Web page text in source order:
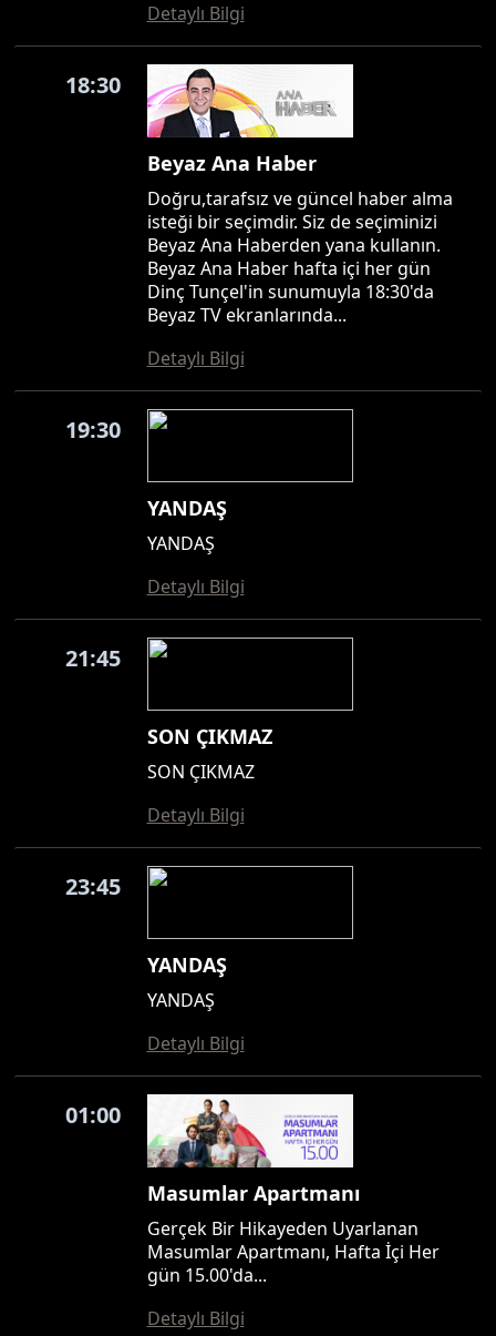
Detaylı Bilgi
18:30
Beyaz Ana Haber
Doğru,tarafsız ve güncel haber alma
isteği bir seçimdir. Siz de seçiminizi
Beyaz Ana Haberden yana kullanın.
Beyaz Ana Haber hafta içi her gün
Dinç Tunçel'in sunumuyla 18:30'da
Beyaz TV ekranlarında...
Detaylı Bilgi
19:30
YANDAŞ
YANDAŞ
Detaylı Bilgi
21:45
SON ÇIKMAZ
SON ÇIKMAZ
Detaylı Bilgi
23:45
YANDAŞ
YANDAŞ
Detaylı Bilgi
01:00
Masumlar Apartmanı
Gerçek Bir Hikayeden Uyarlanan
Masumlar Apartmanı, Hafta İçi Her
gün 15.00'da...
Detaylı Bilgi